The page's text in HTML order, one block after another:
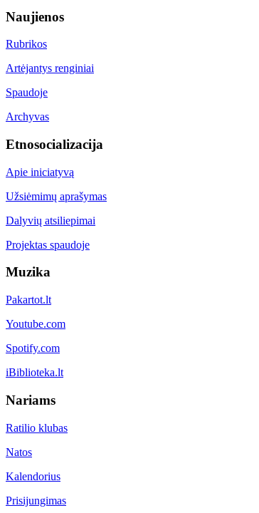
Naujienos
Rubrikos
Artėjantys renginiai
Spaudoje
Archyvas
Etnosocializacija
Apie iniciatyvą
Užsiėmimų aprašymas
Dalyvių atsiliepimai
Projektas spaudoje
Muzika
Pakartot.lt
Youtube.com
Spotify.com
iBiblioteka.lt
Nariams
Ratilio klubas
Natos
Kalendorius
Prisijungimas